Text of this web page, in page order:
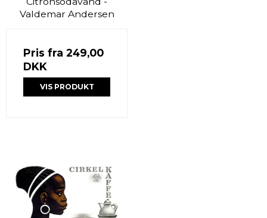
Valdemar Andersen
Pris fra 249,00
DKK
VIS PRODUKT